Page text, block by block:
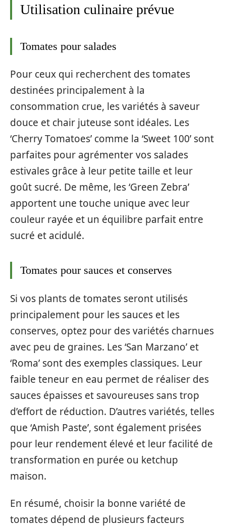
Utilisation culinaire prévue
Tomates pour salades
Pour ceux qui recherchent des tomates
destinées principalement à la
consommation crue, les variétés à saveur
douce et chair juteuse sont idéales. Les
‘Cherry Tomatoes’ comme la ‘Sweet 100’ sont
parfaites pour agrémenter vos salades
estivales grâce à leur petite taille et leur
goût sucré. De même, les ‘Green Zebra’
apportent une touche unique avec leur
couleur rayée et un équilibre parfait entre
sucré et acidulé.
Tomates pour sauces et conserves
Si vos plants de tomates seront utilisés
principalement pour les sauces et les
conserves, optez pour des variétés charnues
avec peu de graines. Les ‘San Marzano’ et
‘Roma’ sont des exemples classiques. Leur
faible teneur en eau permet de réaliser des
sauces épaisses et savoureuses sans trop
d’effort de réduction. D’autres variétés, telles
que ‘Amish Paste’, sont également prisées
pour leur rendement élevé et leur facilité de
transformation en purée ou ketchup
maison.
En résumé, choisir la bonne variété de
tomates dépend de plusieurs facteurs